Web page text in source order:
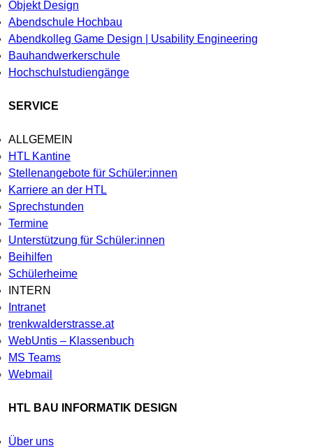
Objekt Design
Abendschule Hochbau
Abendkolleg Game Design | Usability Engineering
Bauhandwerkerschule
Hochschulstudiengänge
SERVICE
ALLGEMEIN
HTL Kantine
Stellenangebote für Schüler:innen
Karriere an der HTL
Sprechstunden
Termine
Unterstützung für Schüler:innen
Beihilfen
Schülerheime
INTERN
Intranet
trenkwalderstrasse.at
WebUntis – Klassenbuch
MS Teams
Webmail
HTL BAU INFORMATIK DESIGN
Über uns